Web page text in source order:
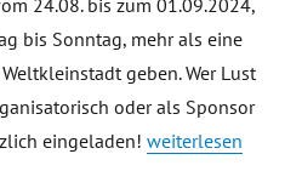
bis Sonntag, mehr als eine
geben. Wer Lust
oder als Sponsor
eingeladen! „Aufruf
weiterlesen